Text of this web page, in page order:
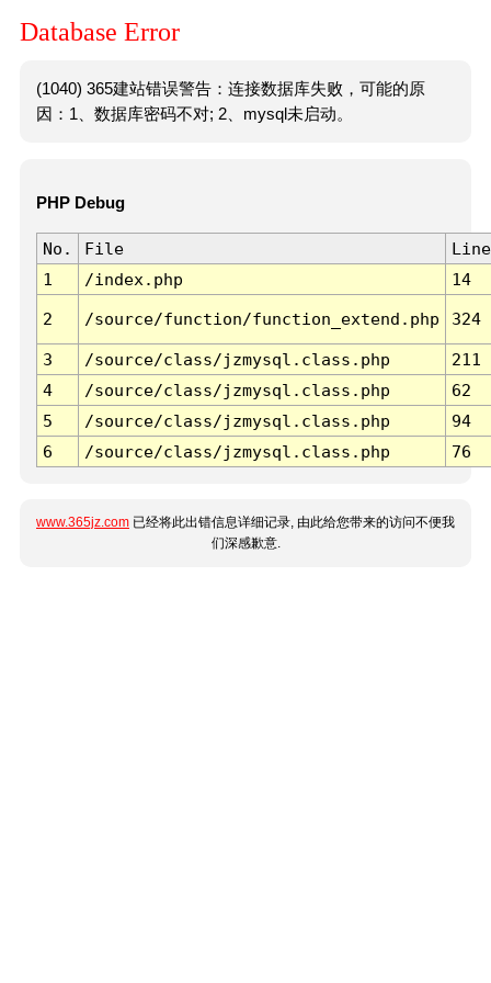
Database Error
(1040) 365建站错误警告：连接数据库失败，可能的原
因：1、数据库密码不对; 2、mysql未启动。
PHP Debug
No. File
Line
1
/index.php 14
2 /source/function/function_extend.php 324
3 /source/class/jzmysql.class.php
211
4
/source/class/jzmysql.class.php
62
5
/source/class/jzmysql.class.php
94
6
/source/class/jzmysql.class.php 76
www.365jz.com 已经将此出错信息详细记录, 由此给您带来的访问不便我
们深感歉意.